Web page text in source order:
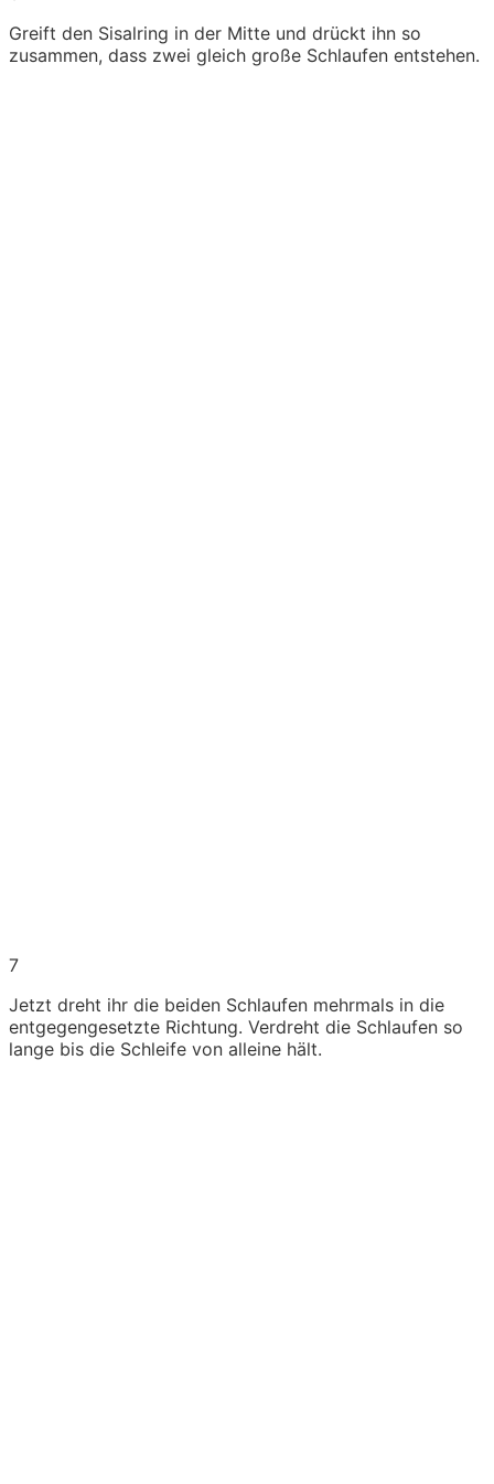
Greift den Sisalring in der Mitte und drückt ihn so
zusammen, dass zwei gleich große Schlaufen entstehen.
7
Jetzt dreht ihr die beiden Schlaufen mehrmals in die
entgegengesetzte Richtung. Verdreht die Schlaufen so
lange bis die Schleife von alleine hält.